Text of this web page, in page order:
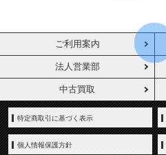
ご利用案内
法人営業部
中古買取
特定商取引に基づく表示
個人情報保護方針